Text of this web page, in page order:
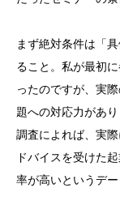
まず絶対条件は「
ること。私が最初
ったのですが、実
題への対応力があ
調査によれば、実
ドバイスを受けた
率が高いというデー